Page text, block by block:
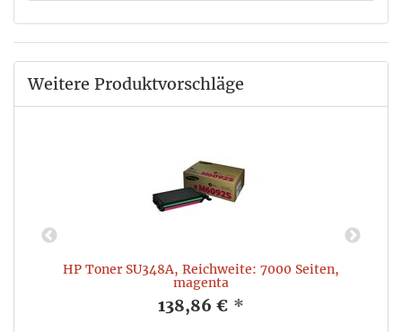
Weitere Produktvorschläge
HP Toner SU348A, Reichweite: 7000 Seiten,
magenta
138,86 € *